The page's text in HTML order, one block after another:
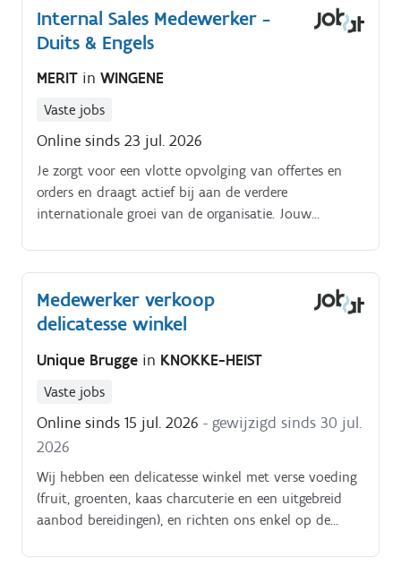
Internal Sales Medewerker -
Duits & Engels
MERIT in WINGENE
Vaste jobs
Online sinds 23 jul. 2026
Je zorgt voor een vlotte opvolging van offertes en
orders en draagt actief bij aan de verdere
internationale groei van de organisatie. Jouw
Europa Opmaken, opvolgen en omzetten van offertes
naar concrete bestellingen Telefonisch adviseren van
klanten en inspelen op commerciële opportuniteiten
interne collega’s Correcte en gestructureerde
administratieve opvolging van het volledige
Medewerker verkoop
delicatesse winkel
Unique Brugge in KNOKKE-HEIST
Vaste jobs
Online sinds 15 jul. 2026 - gewijzigd sinds 30 jul.
2026
Wij hebben een delicatesse winkel met verse voeding
(fruit, groenten, kaas charcuterie en een uitgebreid
aanbod bereidingen), en richten ons enkel op de
permanent een 15 tal mensen werken, in de